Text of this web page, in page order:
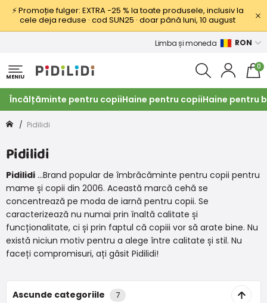
⚡ Promoție fulger: EXTRA −25 % la toate produsele, inclusiv la
cele deja reduse · cod SUN25 · doar până luni, 10 august
Limba și moneda RON
MENIU
0
Încălțăminte pentru copiiHaine pentru copiiHaine pentru
Pidilidi
Pidilidi
Pidilidi ...Brand popular de îmbrăcăminte pentru copii pentru
mame și copii din 2006. Această marcă cehă se
concentrează pe moda de iarnă pentru copii. Se
caracterizează nu numai prin înaltă calitate și
funcționalitate, ci și prin faptul că copiii vor să arate bine. Nu
există niciun motiv pentru a alege între calitate și stil. Nu
faceți compromisuri, ați găsit Pidilidi!
Ascunde categoriile 7